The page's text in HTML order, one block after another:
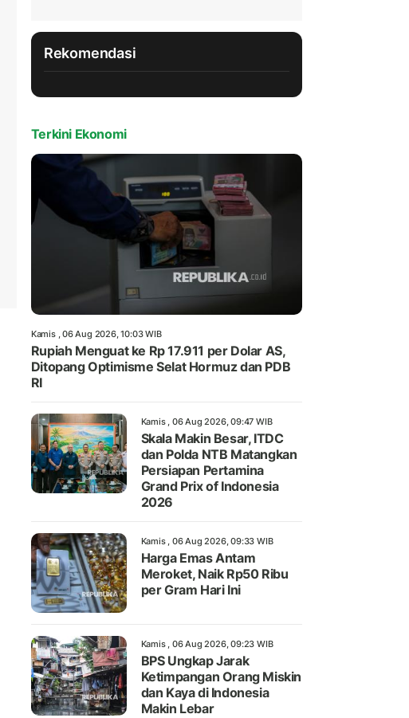
Rekomendasi
Terkini Ekonomi
Kamis , 06 Aug 2026, 10:03 WIB
Rupiah Menguat ke Rp 17.911 per Dolar AS,
Ditopang Optimisme Selat Hormuz dan PDB
RI
Kamis , 06 Aug 2026, 09:47 WIB
Skala Makin Besar, ITDC
dan Polda NTB Matangkan
Persiapan Pertamina
Grand Prix of Indonesia
2026
Kamis , 06 Aug 2026, 09:33 WIB
Harga Emas Antam
Meroket, Naik Rp50 Ribu
per Gram Hari Ini
Kamis , 06 Aug 2026, 09:23 WIB
BPS Ungkap Jarak
Ketimpangan Orang Miskin
dan Kaya di Indonesia
Makin Lebar